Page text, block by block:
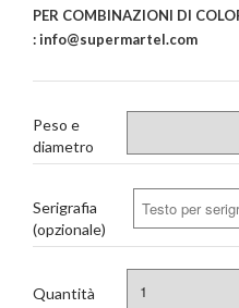
PER COMBINAZIONI DI
: info@supermartel.com
Peso e
diametro
Serigrafia
(opzionale)
Quantità